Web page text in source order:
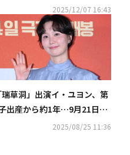
まれ人生が一変【ネタバレあ
2025/12/07 16:43
瑞草洞」出演イ・ユヨン、第
出産から約1年…9月21日に
2025/08/25 11:36